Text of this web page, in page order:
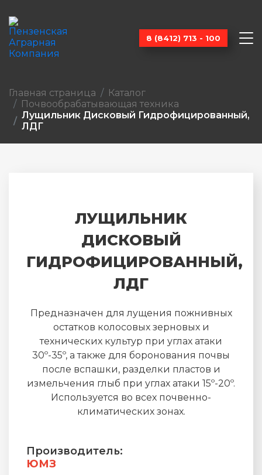
8 (8412) 713 - 100
Главная страница
Каталог
Почвообраба­тывающая техника
Лущильник Дисковый Гидрофицированный,
ЛДГ
ЛУЩИЛЬНИК
ДИСКОВЫЙ
ГИДРОФИЦИРОВАННЫЙ,
ЛДГ
Предназначен для лущения пожнивных
остатков колосовых зерновых и
технических культур при углах атаки
30º-35º, а также для боронования почвы
после вспашки, разделки пластов и
измельчения глыб при углах атаки 15º-20º.
Используется во всех почвенно-
климатических зонах.
Производитель:
ЮМЗ